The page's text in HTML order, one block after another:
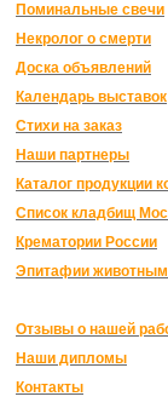
Поминальные свечи
Некролог о смерти
Доска объявлений
Календарь выставок
Стихи на заказ
Наши партнеры
Каталог продукции
Список кладбищ
Крематории России
Эпитафии животным
Отзывы о нашей
Наши дипломы
Контакты